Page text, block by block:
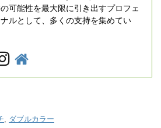
可能性を最大限に引き出すプロフェ
ルとして、多くの支持を集めてい
, ダブルカラー